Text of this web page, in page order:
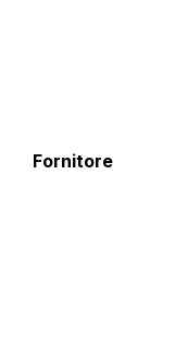
Fornitore